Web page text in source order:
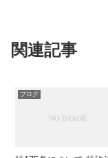
関連記事
ブログ